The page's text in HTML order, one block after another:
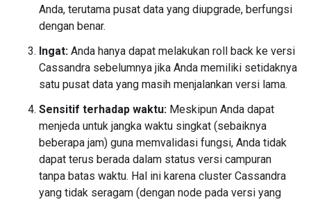
Anda, terutama pusat data yang diupgrade, berfungsi
dengan benar.
Ingat: Anda hanya dapat melakukan roll back ke versi
Cassandra sebelumnya jika Anda memiliki setidaknya
satu pusat data yang masih menjalankan versi lama.
Sensitif terhadap waktu: Meskipun Anda dapat
menjeda untuk jangka waktu singkat (sebaiknya
beberapa jam) guna memvalidasi fungsi, Anda tidak
dapat terus berada dalam status versi campuran
tanpa batas waktu. Hal ini karena cluster Cassandra
yang tidak seragam (dengan node pada versi yang